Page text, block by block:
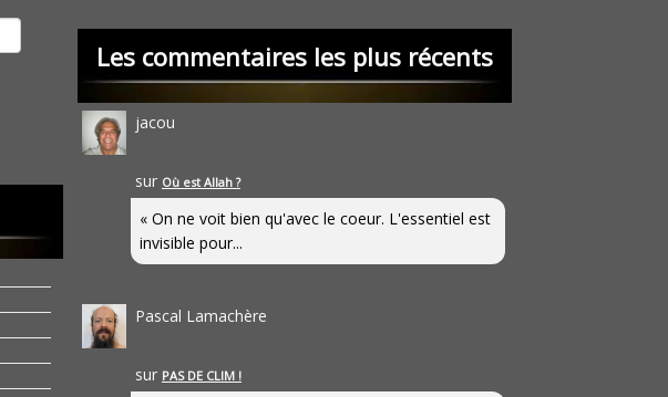
Les commentaires les plus récents
jacou
sur Où est Allah ?
« On ne voit bien qu'avec le coeur. L'essentiel est
invisible pour...
Pascal Lamachère
sur PAS DE CLIM !